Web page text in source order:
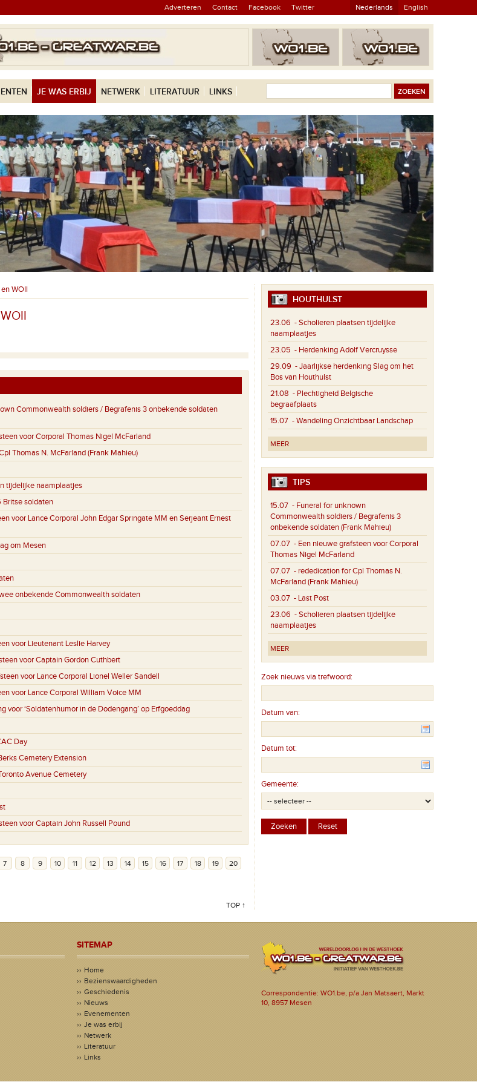
Adverteren Contact Facebook Twitter Nederlands English
JE WAS ERBIJ NETWERK LITERATUUR LINKS
WOII
Commonwealth soldiers / Begrafenis 3 onbekende soldaten
voor Corporal Thomas Nigel McFarland
Thomas N. McFarland (Frank Mahieu)
tijdelijke naamplaatjes
Britse soldaten
voor Lance Corporal John Edgar Springate MM en Serjeant Ernest
om Mesen
onbekende Commonwealth soldaten
voor Lieutenant Leslie Harvey
voor Captain Gordon Cuthbert
voor Lance Corporal Lionel Weller Sandell
voor Lance Corporal William Voice MM
voor ‘Soldatenhumor in de Dodengang’ op Erfgoeddag
Day
Cemetery Extension
Avenue Cemetery
voor Captain John Russell Pound
7 8 9 10 11 12 13 14 15 16 17 18 19
20
TOP ↑
HOUTHULST
23.06 - Scholieren plaatsen tijdelijke
naamplaatjes
23.05 - Herdenking Adolf Vercruysse
29.09 - Jaarlijkse herdenking Slag om het
Bos van Houthulst
21.08 - Plechtigheid Belgische
begraafplaats
15.07 - Wandeling Onzichtbaar Landschap
MEER
TIPS
15.07 - Funeral for unknown
Commonwealth soldiers / Begrafenis 3
onbekende soldaten (Frank Mahieu)
07.07 - Een nieuwe grafsteen voor Corporal
Thomas Nigel McFarland
07.07 - rededication for Cpl Thomas N.
McFarland (Frank Mahieu)
03.07 - Last Post
23.06 - Scholieren plaatsen tijdelijke
naamplaatjes
MEER
Zoek nieuws via trefwoord:
Datum van:
Datum tot:
Gemeente:
SITEMAP
Home
Bezienswaardigheden
Geschiedenis
Nieuws
Evenementen
Je was erbij
Netwerk
Literatuur
Links
Correspondentie: WO1.be, p/a Jan Matsaert, Markt
10, 8957 Mesen